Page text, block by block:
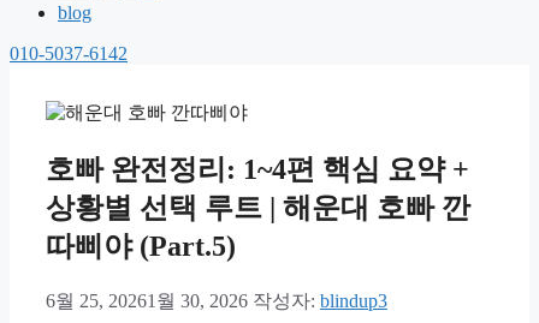
blog
010-5037-6142
호빠 완전정리: 1~4편 핵심 요약 +
상황별 선택 루트 | 해운대 호빠 깐
따삐야 (Part.5)
6월 25, 20261월 30, 2026 작성자: blindup3